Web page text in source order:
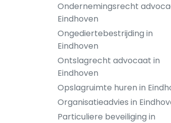
Ondernemingsrecht
Eindhoven
Ongediertebestrijding in
Eindhoven
Ontslagrecht advocaat in
Eindhoven
Opslagruimte huren in
Organisatieadvies in
Particuliere beveiliging in